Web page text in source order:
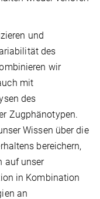
und
des
wir
mit
des
Zugphänotypen.
Wissen über die
bereichern,
auf unser
in Kombination
an